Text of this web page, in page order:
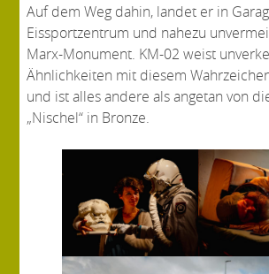
Auf dem Weg dahin, landet er in
Eissportzentrum und nahezu
Marx-Monument. KM-02 weist
Ähnlichkeiten mit diesem
und ist alles andere als angetan von
„Nischel“ in Bronze.